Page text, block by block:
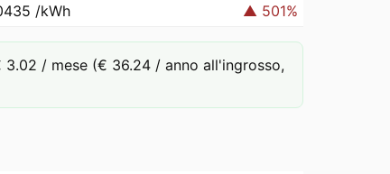
/kWh ▲ 501%
/ mese (€ 36.24 / anno all'ingrosso,